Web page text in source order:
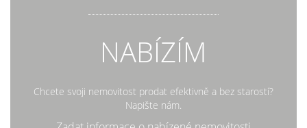
NABÍZÍM
Chcete svoji nemovitost prodat efektivně a bez starostí?
Napište nám.